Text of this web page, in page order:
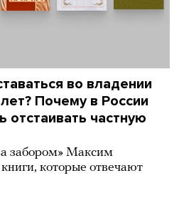
во владении
Почему в России
отстаивать частную
забором» Максим
которые отвечают